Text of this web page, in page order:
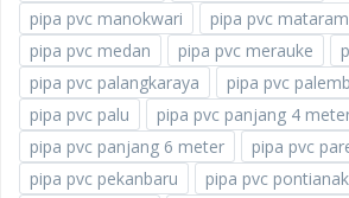
pipa pvc manokwari
pipa pvc mataram
pipa pvc medan
pipa pvc merauke
pipa pvc palangkaraya
pipa pvc
pipa pvc palu
pipa pvc panjang 4
pipa pvc panjang 6 meter
pipa pvc
pipa pvc pekanbaru
pipa pvc pontianak